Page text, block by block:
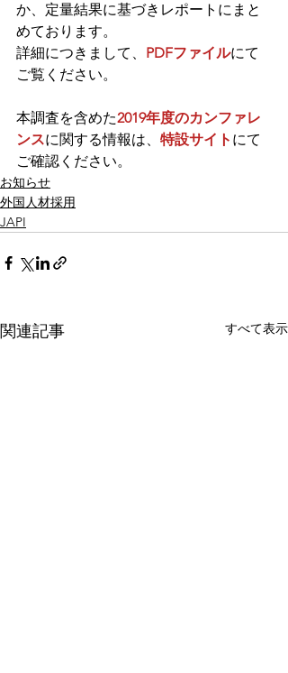
か、定量結果に基づきレポートにまと
めております。
詳細につきまして、 PDFファイルにて
ご覧ください。
本調査を含めた2019年度のカンファレ
ンスに関する情報は、 特設サイト にて
ご確認ください。
お知らせ
外国人材採用
JAPI
関連記事 すべて表示